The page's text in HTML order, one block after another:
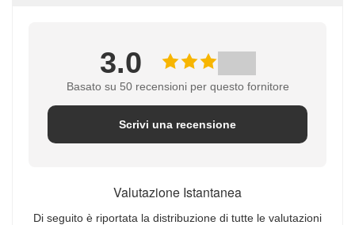
3.0
Basato su 50 recensioni per questo fornitore
Scrivi una recensione
Valutazione Istantanea
Di seguito è riportata la distribuzione di tutte le valutazioni